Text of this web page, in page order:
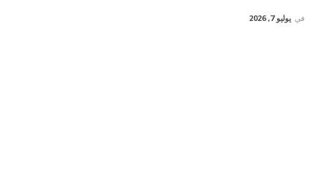
في يوليو 7, 2026